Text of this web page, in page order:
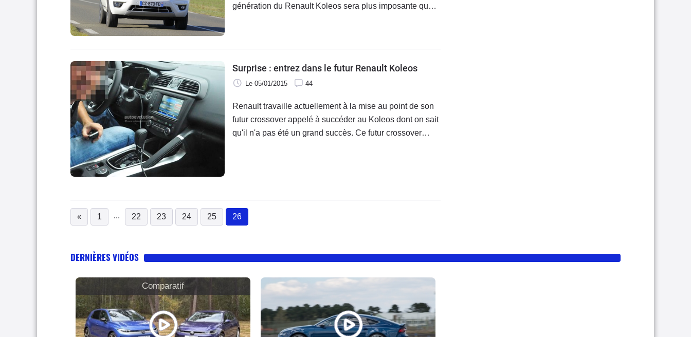
génération du Renault Koleos sera plus imposante que
Surprise : entrez dans le futur Renault Koleos
Le 05/01/2015 44
Renault travaille actuellement à la mise au point de son
futur crossover appelé à succéder au Koleos dont on sait
qu'il n'a pas été un grand succès. Ce futur crossover
« 1 ... 22 23 24 25 26
(current)
DERNIÈRES VIDÉOS
Comparatif